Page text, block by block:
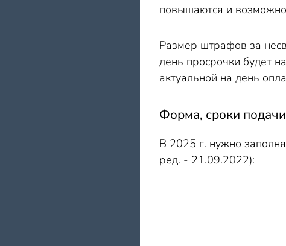
повышаются и
Размер штрафов за
день просрочки будет
актуальной на день
Форма, сроки
В 2025 г. нужно
ред. - 21.09.2022):